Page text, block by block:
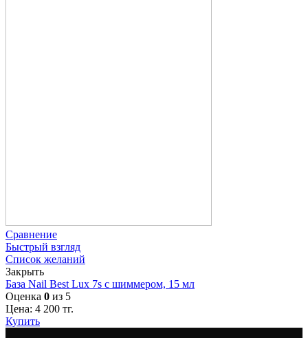
Сравнение
Быстрый взгляд
Список желаний
Закрыть
База Nail Best Lux 7s с шиммером, 15 мл
Оценка 0 из 5
Цена: 4 200 тг.
Купить